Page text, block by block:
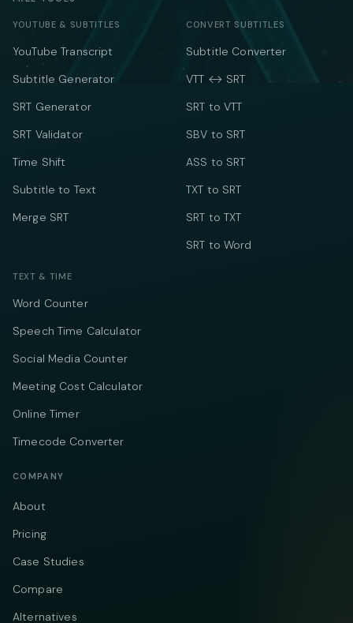
YOUTUBE & SUBTITLES
YouTube Transcript
Subtitle Generator
SRT Generator
SRT Validator
Time Shift
Subtitle to Text
Merge SRT
CONVERT SUBTITLES
Subtitle Converter
VTT ↔ SRT
SRT to VTT
SBV to SRT
ASS to SRT
TXT to SRT
SRT to TXT
SRT to Word
TEXT & TIME
Word Counter
Speech Time Calculator
Social Media Counter
Meeting Cost Calculator
Online Timer
Timecode Converter
COMPANY
About
Pricing
Case Studies
Compare
Alternatives